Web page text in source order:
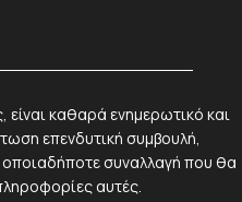
είναι καθαρά ενημερωτικό και
επενδυτική συμβουλή,
οποιαδήποτε συναλλαγή που θα
αυτές.